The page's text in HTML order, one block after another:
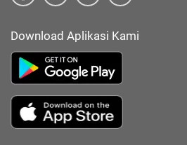
Download Aplikasi Kami